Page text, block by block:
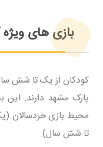
بازی های
کودکان از یک تا شش
پارک مشهد دارند.
محیط بازی خردسالان
تا شش سال).